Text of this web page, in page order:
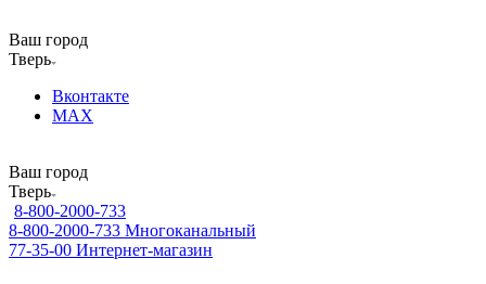
Ваш город
Тверь
Вконтакте
MAX
Ваш город
Тверь
8-800-2000-733
8-800-2000-733 Многоканальный
77-35-00 Интернет-магазин